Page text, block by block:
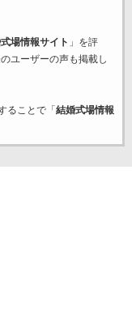
場情報サイト 」を評
ユーザーの声も掲載し
ることで「 結婚式場情報